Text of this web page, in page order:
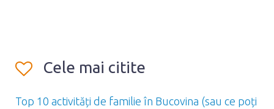
Cele mai citite
Top 10 activități de familie în Bucovina (sau ce poți